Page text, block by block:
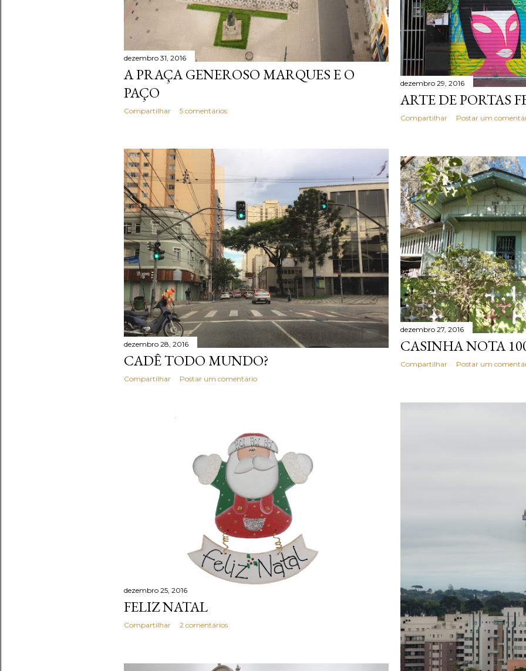
dezembro 31, 2016
A PRAÇA GENEROSO MARQUES E O
PAÇO
Compartilhar 5 comentários
dezembro 29, 2016
ARTE DE PORTAS
Compartilhar Postar um
dezembro 28, 2016
CADÊ TODO MUNDO?
Compartilhar Postar um comentário
dezembro 27, 2016
CASINHA NOTA
Compartilhar Postar um
dezembro 25, 2016
FELIZ NATAL
Compartilhar 2 comentários